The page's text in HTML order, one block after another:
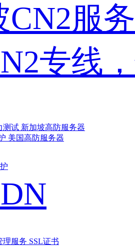
CN2服
专线
测试 新加坡高防服务器
美国高防服务器
理服务 SSL证书